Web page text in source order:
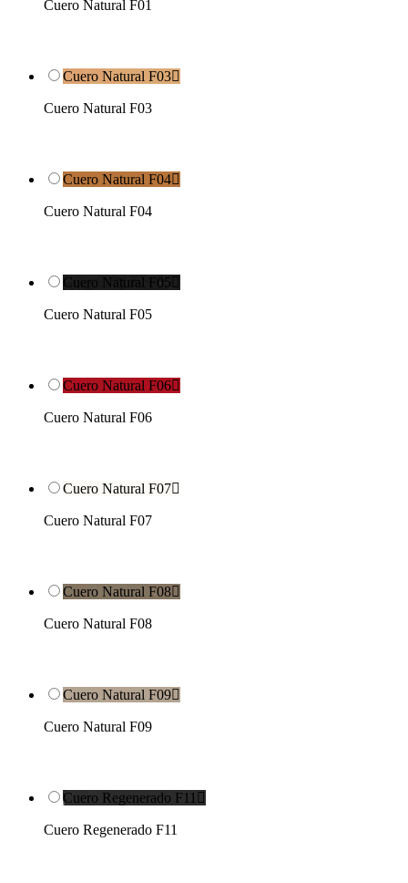
Cuero Natural F01
Cuero Natural F03
Cuero Natural F03
Cuero Natural F04
Cuero Natural F04
Cuero Natural F05 
Cuero Natural F05
Cuero Natural F06
Cuero Natural F06
Cuero Natural F07
Cuero Natural F07
Cuero Natural F08
Cuero Natural F08
Cuero Natural F09
Cuero Natural F09
Cuero Regenerado F11 
Cuero Regenerado F11